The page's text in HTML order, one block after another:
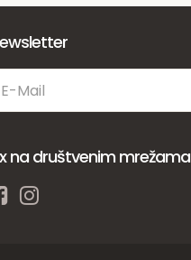
na društvenim mrežama